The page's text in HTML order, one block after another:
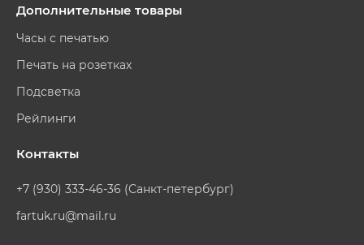
Дополнительные товары
Часы с печатью
Печать на розетках
Подсветка
Рейлинги
Контакты
+7 (930) 333-46-36 (Санкт-петербург)
fartuk.ru@mail.ru